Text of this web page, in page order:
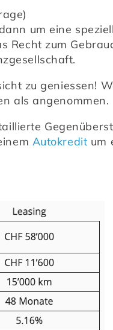
um eine
Recht zum
zu geniessen!
als angenommen.
Autokredit um